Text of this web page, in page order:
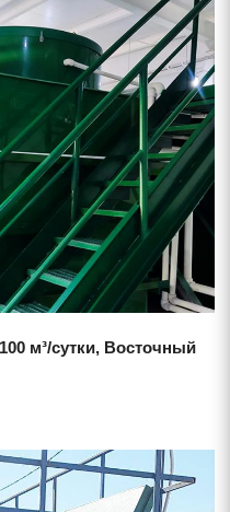
м³/сутки, Восточный